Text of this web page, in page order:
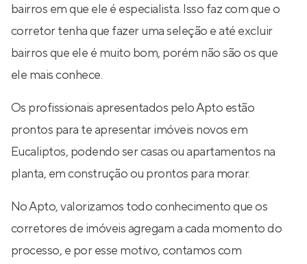
bairros em que ele é especialista. Isso faz com que o
corretor tenha que fazer uma seleção e até excluir
bairros que ele é muito bom, porém não são os que
ele mais conhece.
Os profissionais apresentados pelo Apto estão
prontos para te apresentar imóveis novos em
Eucaliptos, podendo ser casas ou apartamentos na
planta, em construção ou prontos para morar.
No Apto, valorizamos todo conhecimento que os
corretores de imóveis agregam a cada momento do
processo, e por esse motivo, contamos com